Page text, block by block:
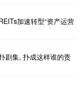
加速转型“资产运营
剧集, 扑成这样谁的责